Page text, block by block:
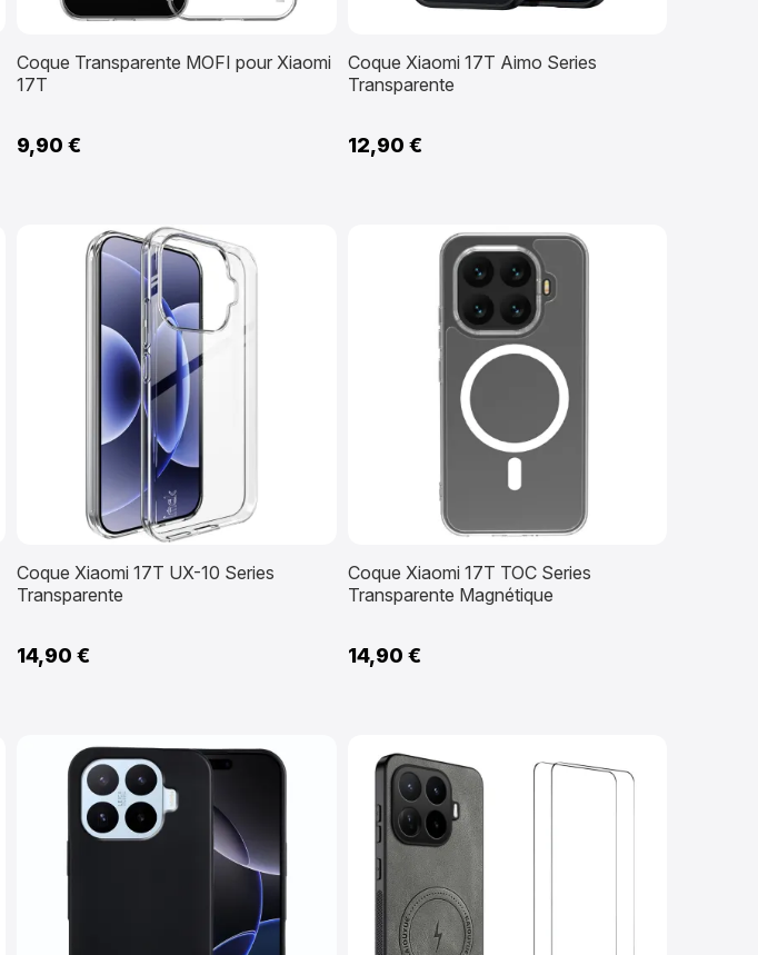
Coque Transparente MOFI pour Xiaomi
17T
9,90 €
Coque Xiaomi 17T Aimo Series
Transparente
12,90 €
Coque Xiaomi 17T UX-10 Series
Transparente
14,90 €
Coque Xiaomi 17T TOC Series
Transparente Magnétique
14,90 €